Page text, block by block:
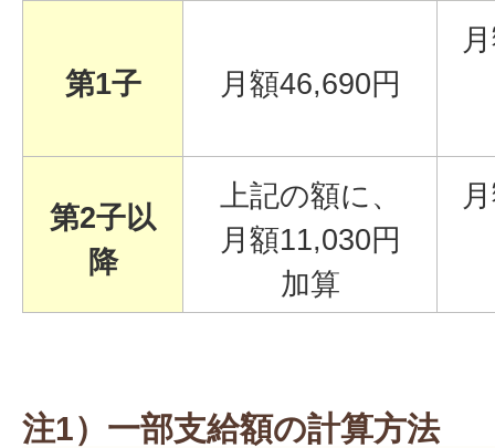
第1子 月額46,690円
第2子以
降
上記の額に、
月額11,030円
加算
注1）一部支給額の計算方法